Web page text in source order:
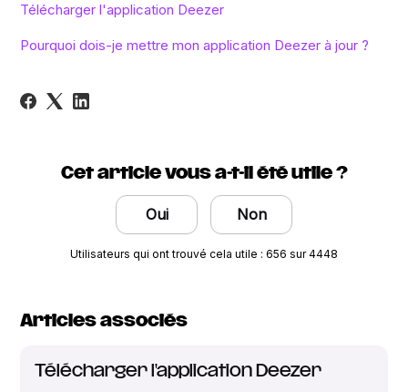
Télécharger l'application Deezer
Pourquoi dois-je mettre mon application Deezer à jour ?
Cet article vous a-t-il été utile ?
Oui Non
Utilisateurs qui ont trouvé cela utile : 656 sur 4448
Articles associés
Télécharger l'application Deezer